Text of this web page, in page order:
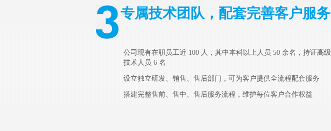
专属技术团队，配套完善客户服务
公司现有在职员工近 100 人，其中本科以上人员 50 余名，持证高级
技术人员 6 名
设立独立研发、销售、售后部门，可为客户提供全流程配套服务
搭建完整售前、售中、售后服务流程，维护每位客户合作权益